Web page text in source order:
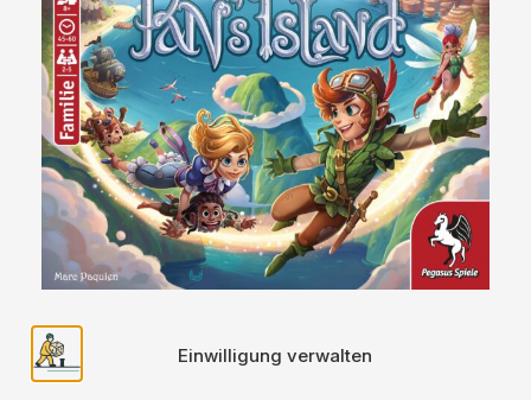
Einwilligung verwalten
Pan’s Island
6,50